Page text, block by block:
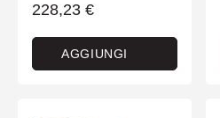
228,23 €
AGGIUNGI